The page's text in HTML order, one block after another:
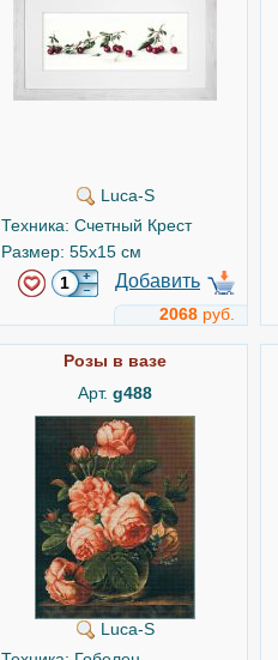
Luca-S
Техника: Счетный Крест
Размер: 55x15 см
Добавить
2068 руб.
Розы в вазе
Арт. g488
Luca-S